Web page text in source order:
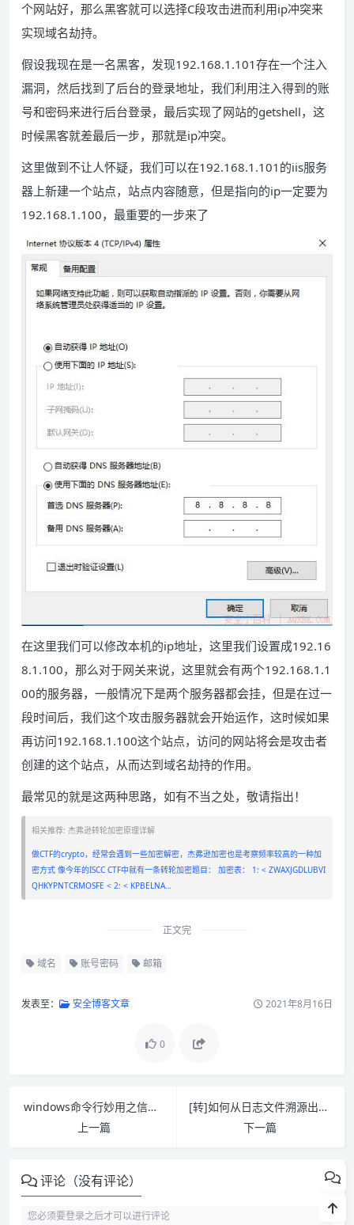
个网站好，那么黑客就可以选择C段攻击进而利用ip冲突来
实现域名劫持。
假设我现在是一名黑客，发现192.168.1.101存在一个注入
漏洞，然后找到了后台的登录地址，我们利用注入得到的账
号和密码来进行后台登录，最后实现了网站的getshell，这
时候黑客就差最后一步，那就是ip冲突。
这里做到不让人怀疑，我们可以在192.168.1.101的iis服务
器上新建一个站点，站点内容随意，但是指向的ip一定要为
192.168.1.100，最重要的一步来了
在这里我们可以修改本机的ip地址，这里我们设置成192.16
8.1.100，那么对于网关来说，这里就会有两个192.168.1.1
00的服务器，一般情况下是两个服务器都会挂，但是在过一
段时间后，我们这个攻击服务器就会开始运作，这时候如果
再访问192.168.1.100这个站点，访问的网站将会是攻击者
创建的这个站点，从而达到域名劫持的作用。
最常见的就是这两种思路，如有不当之处，敬请指出！
相关推荐: 杰弗逊转轮加密原理详解
做CTF的crypto，经常会遇到一些加密解密，杰弗逊加密也是考察频率较高的一种加
密方式 像今年的ISCC CTF中就有一条转轮加密题目： 加密表： 1: < ZWAXJGDLUBVI
QHKYPNTCRMOSFE < 2: < KPBELNA…
正文完
域名 账号密码 邮箱
发表至： 安全博客文章 2021年8月16日
0
windows命令行妙用之信息收集
上一篇
[转]如何从日志文件溯源出攻击手法？
下一篇
评论（没有评论）